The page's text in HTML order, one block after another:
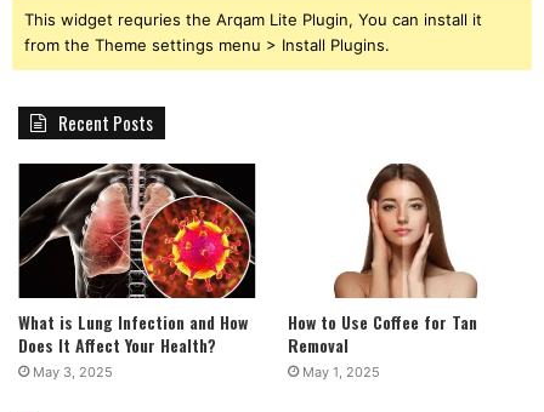
This widget requries the Arqam Lite Plugin, You can install it
from the Theme settings menu > Install Plugins.
Recent Posts
What is Lung Infection and How
Does It Affect Your Health?
May 3, 2025
How to Use Coffee for Tan
Removal
May 1, 2025